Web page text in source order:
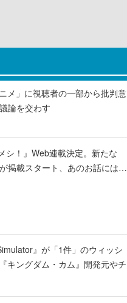
メ」に視聴者の一部から批判意
論を交わす
シ！』Web連載決定。新たな
掲載スタート、あのお話には…
』が「1件」のウィッシ
キングダム・カム』開発元やチ